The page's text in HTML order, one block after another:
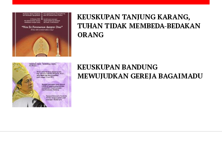
KEUSKUPAN TANJUNG KARANG,
TUHAN TIDAK MEMBEDA-BEDAKAN
ORANG
KEUSKUPAN BANDUNG
MEWUJUDKAN GEREJA BAGAIMADU